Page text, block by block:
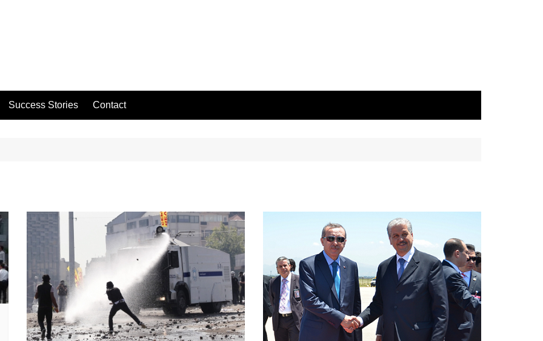
Success Stories Contact